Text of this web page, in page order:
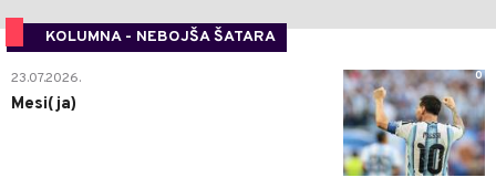
KOLUMNA - NEBOJŠA ŠATARA
0
23.07.2026.
Mesi(ja)